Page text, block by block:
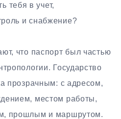
тебя в учет,
и снабжение?
что паспорт был частью
Государство
прозрачным: с адресом,
местом работы,
прошлым и маршрутом.